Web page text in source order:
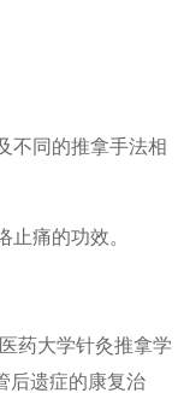
同的推拿手法相
痛的功效。
药大学针灸推拿学
后遗症的康复治